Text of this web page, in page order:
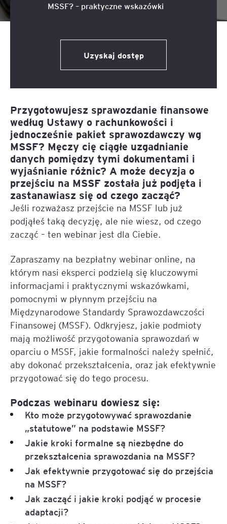
MSSF? – praktyczne wskazówki
Przygotowujesz sprawozdanie finansowe
według Ustawy o rachunkowości i
jednocześnie pakiet sprawozdawczy wg
MSSF? Męczy cię ciągłe uzgadnianie
danych pomiędzy tymi dokumentami i
wyjaśnianie różnic? A może decyzja o
przejściu na MSSF została już podjęta i
zastanawiasz się od czego zacząć?
Jeśli rozważasz przejście na MSSF lub już
podjąłeś taką decyzję, ale nie wiesz, od czego
zacząć – ten webinar jest dla Ciebie.
Zapraszamy na bezpłatny webinar online, na
którym nasi eksperci podzielą się kluczowymi
informacjami i praktycznymi wskazówkami,
pomocnymi w płynnym przejściu na
Międzynarodowe Standardy Sprawozdawczości
Finansowej (MSSF). Odkryjesz, jakie podmioty
mają możliwość przygotowania sprawozdań w
oparciu o MSSF, jakie formalności należy spełnić,
aby dokonać przekształcenia, oraz jak efektywnie
przygotować się do tego procesu.
Podczas webinaru dowiesz się:
Kto może przygotowywać sprawozdanie
„statutowe” na podstawie MSSF?
Jakie kroki formalne są niezbędne do
przekształcenia sprawozdania na MSSF?
Jak efektywnie przygotować się do przejścia
na MSSF?
Jak zacząć i jakie kroki podjąć w procesie
adaptacji?
Uzyskaj dostęp